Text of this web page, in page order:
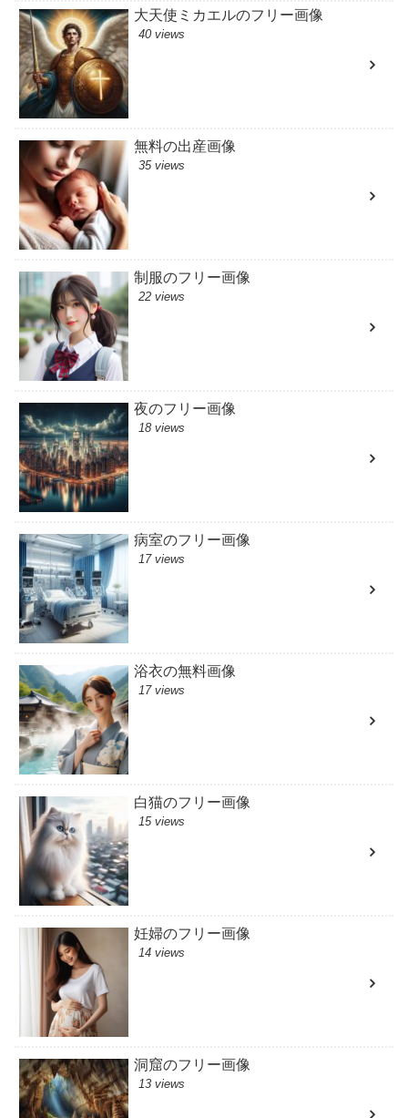
大天使ミカエルのフリー画像
40 views
無料の出産画像
35 views
制服のフリー画像
22 views
夜のフリー画像
18 views
病室のフリー画像
17 views
浴衣の無料画像
17 views
白猫のフリー画像
15 views
妊婦のフリー画像
14 views
洞窟のフリー画像
13 views